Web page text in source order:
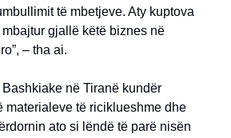
të mbetjeve. Aty kuptova
gjallë këtë biznes në
– tha ai.
në Tiranë kundër
materialeve të riciklueshme dhe
ato si lëndë të parë nisën